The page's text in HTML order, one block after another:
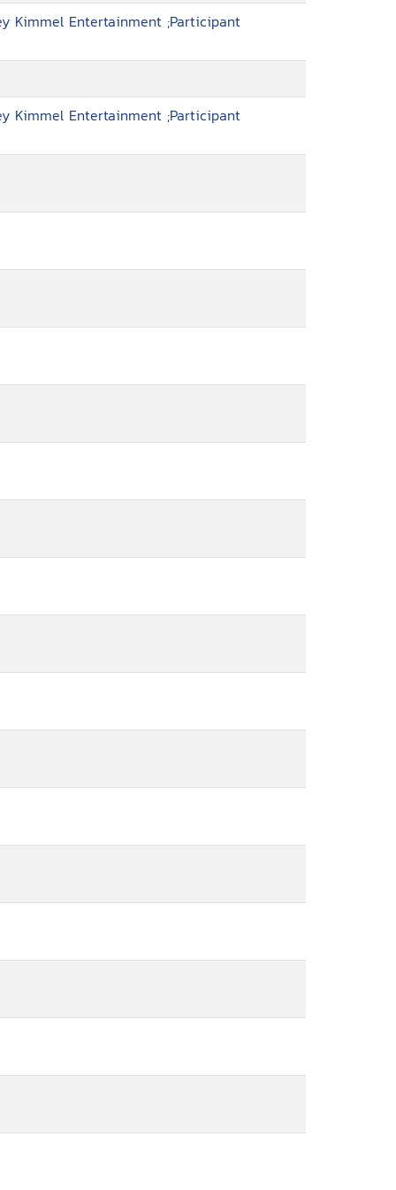
Kimmel Entertainment ;Participant
Kimmel Entertainment ;Participant